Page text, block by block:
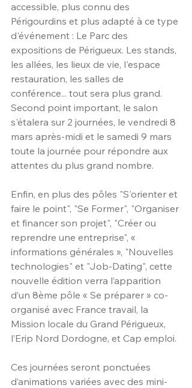
accessible, plus connu des
Périgourdins et plus adapté à ce type
d'événement : Le Parc des
expositions de Périgueux. Les stands,
les allées, les lieux de vie, l'espace
restauration, les salles de
conférence... tout sera plus grand.
Second point important, le salon
s'étalera sur 2 journées, le vendredi 8
mars après-midi et le samedi 9 mars
toute la journée pour répondre aux
attentes du plus grand nombre.
Enfin, en plus des pôles "S'orienter et
faire le point", "Se Former", "Organiser
et financer son projet", "Créer ou
reprendre une entreprise", «
informations générales », "Nouvelles
technologies" et "Job-Dating", cette
nouvelle édition verra l’apparition
d’un 8ème pôle « Se préparer » co-
organisé avec France travail, la
Mission locale du Grand Périgueux,
l’Erip Nord Dordogne, et Cap emploi.
Ces journées seront ponctuées
d’animations variées avec des mini-